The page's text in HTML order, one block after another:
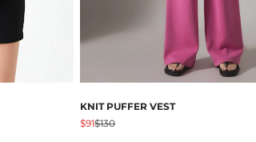
KNIT PUFFER VEST
Angebot
$91Regulärer Preis
$130